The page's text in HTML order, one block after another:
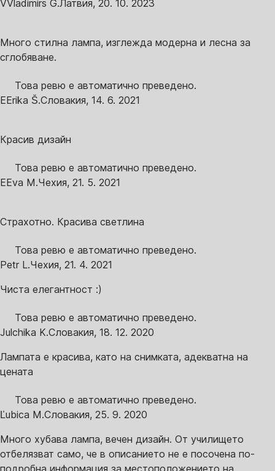
VVladimirs G.Латвия, 20. 10. 2023
Много стилна лампа, изглежда модерна и лесна за
сглобяване.
Това ревю е автоматично преведено.
EErika Š.Словакия, 14. 6. 2021
Красив дизайн
Това ревю е автоматично преведено.
EEva M.Чехия, 21. 5. 2021
Страхотно. Красива светлина
Това ревю е автоматично преведено.
Petr L.Чехия, 21. 4. 2021
Чиста елегантност :)
Това ревю е автоматично преведено.
Julchika K.Словакия, 18. 12. 2020
Лампата е красива, като на снимката, адекватна на
цената
Това ревю е автоматично преведено.
Ľubica M.Словакия, 25. 9. 2020
Много хубава лампа, вечен дизайн. От училището
отбелязват само, че в описанието не е посочена по-